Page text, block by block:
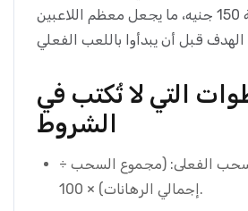
للمساهمة” بقيمة 150 جنيه، ما يجعل معظم اللاعبين
التي لا تُكتب في
الشروط
الفعلى: (مجموع السحب ÷
إجمالي الرهانات) × 100.